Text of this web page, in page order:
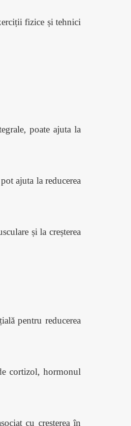
fizice și tehnici
poate ajuta la
ajuta la reducerea
și la creșterea
pentru reducerea
cortizol, hormonul
cu creșterea în